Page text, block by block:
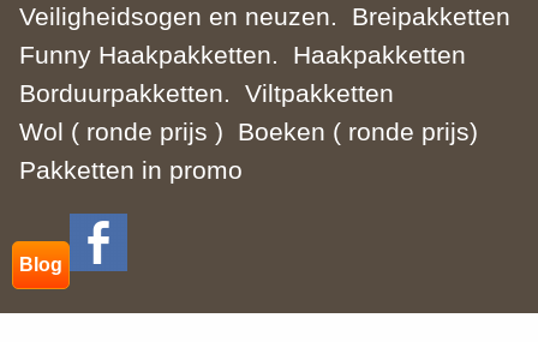
Veiligheidsogen en neuzen.
Breipakketten
Funny Haakpakketten.
Haakpakketten
Borduurpakketten.
Viltpakketten
Wol ( ronde prijs )
Boeken ( ronde prijs)
Pakketten in promo
Blog